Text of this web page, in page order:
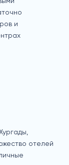
и
отелей